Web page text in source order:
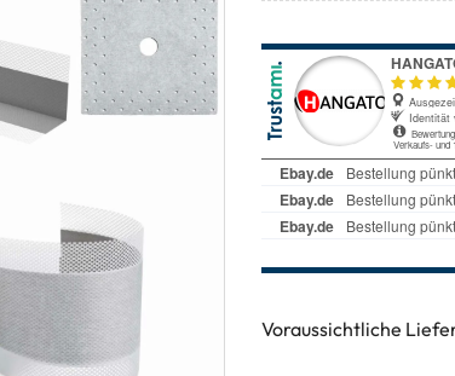
Voraussichtliche